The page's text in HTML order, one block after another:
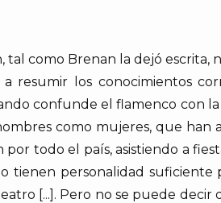
como Brenan la dejó escrita,
a resumir los conocimientos
confunde el flamenco con
como mujeres, que
por todo el país, asistiendo a
tienen personalidad suficiente
[...]. Pero no se puede